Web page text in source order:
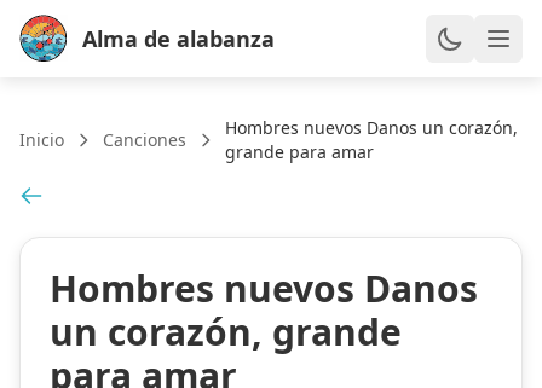
Alma de alabanza
Inicio Canciones
Hombres nuevos Danos un corazón,
grande para amar
Hombres nuevos Danos
un corazón, grande
para amar